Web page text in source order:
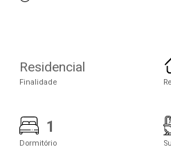
Residencial
Finalidade
1
Dormitório